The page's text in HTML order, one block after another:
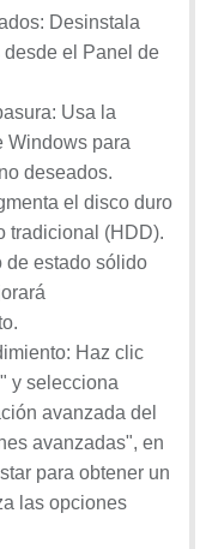
Desinstala
el Panel de
Usa la
Windows para
deseados.
el disco duro
tradicional (HDD).
de estado sólido
Haz clic
y selecciona
avanzada del
avanzadas", en
para obtener un
las opciones